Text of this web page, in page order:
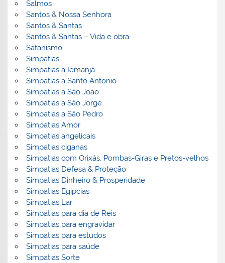
Salmos
Santos & Nossa Senhora
Santos & Santas
Santos & Santas – Vida e obra
Satanismo
Simpatias
Simpatias a Iemanjá
Simpatias a Santo Antonio
Simpatias a São João
Simpatias a São Jorge
Simpatias a São Pedro
Simpatias Amor
Simpatias angelicais
Simpatias ciganas
Simpatias com Orixás, Pombas-Giras e Pretos-velhos
Simpatias Defesa & Proteção
Simpatias Dinheiro & Prosperidade
Simpatias Egipcias
Simpatias Lar
Simpatias para dia de Reis
Simpatias para engravidar
Simpatias para estudos
Simpatias para saúde
Simpatias Sorte